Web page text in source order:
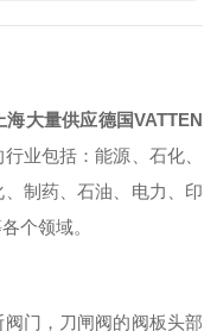
上海大量供应德国VATTEN
业包括：能源、石化、
制药、石油、电力、印
个领域。
门，刀闸阀的阀板头部